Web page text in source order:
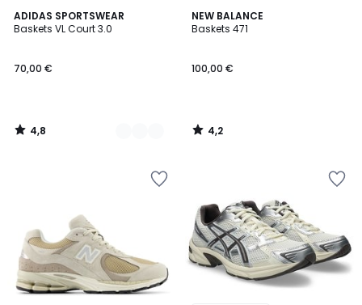
ADIDAS SPORTSWEAR
Baskets VL Court 3.0
70,00 €
4,8
/ 5
2
Couleurs
4,8
/
NEW BALANCE
Baskets 471
100,00 €
4,2
/ 5
4,2
/